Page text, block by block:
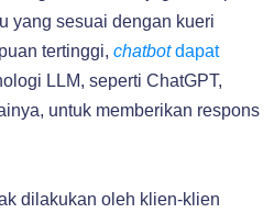
yang sesuai dengan kueri
tertinggi, chatbotdapat
LLM, seperti ChatGPT,
untuk memberikan respons
dilakukan oleh klien-klien